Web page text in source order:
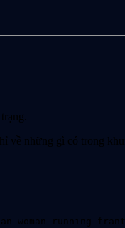
về những gì có trong
running